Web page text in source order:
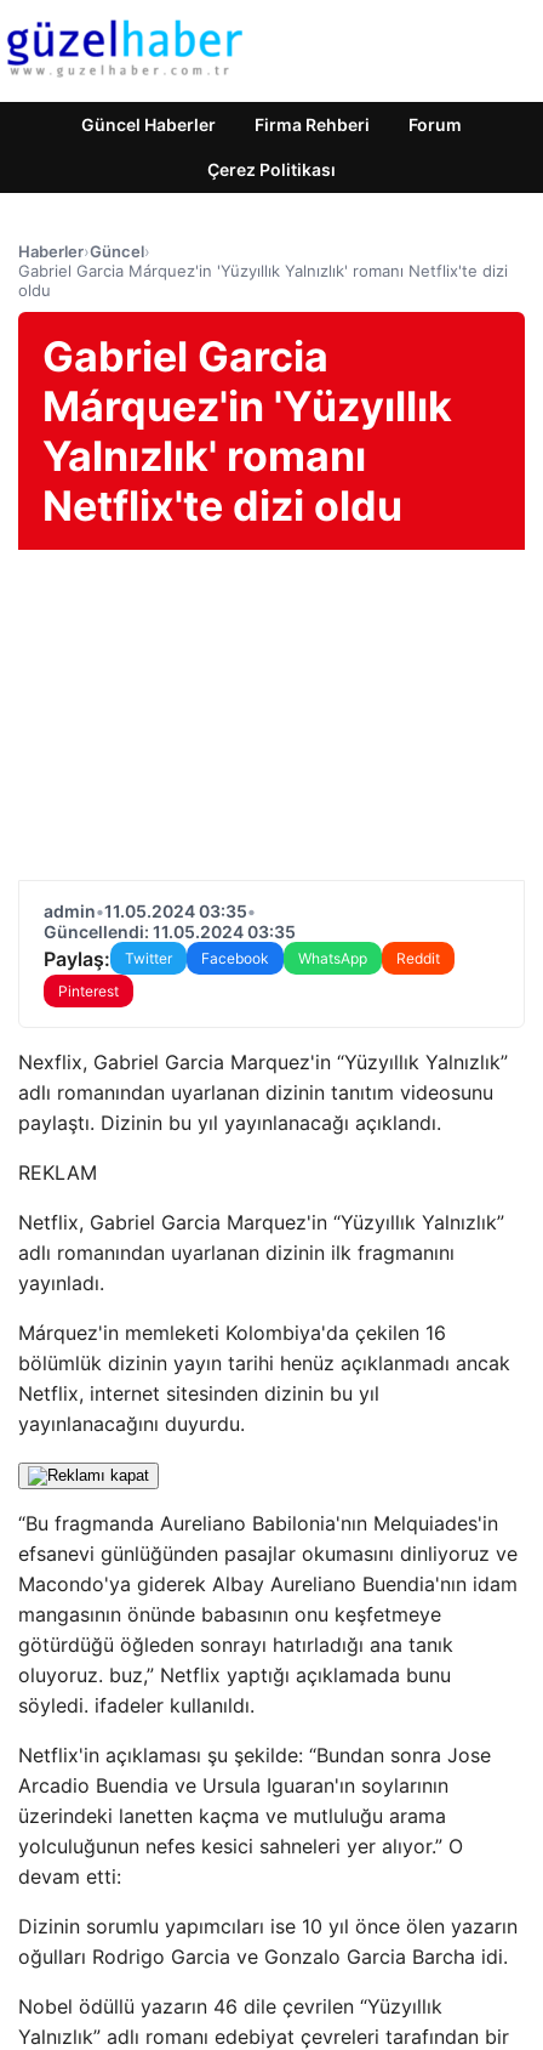
Güncel Haberler Firma Rehberi Forum
Çerez Politikası
Haberler›Güncel›
Gabriel Garcia Márquez'in 'Yüzyıllık Yalnızlık' romanı Netflix'te dizi
oldu
Gabriel Garcia
Márquez'in 'Yüzyıllık
Yalnızlık' romanı
Netflix'te dizi oldu
admin•11.05.2024 03:35•
Güncellendi: 11.05.2024 03:35
Paylaş: Twitter Facebook WhatsApp
Reddit
Pinterest
Nexflix, Gabriel Garcia Marquez'in “Yüzyıllık Yalnızlık”
adlı romanından uyarlanan dizinin tanıtım videosunu
paylaştı. Dizinin bu yıl yayınlanacağı açıklandı.
REKLAM
Netflix, Gabriel Garcia Marquez'in “Yüzyıllık Yalnızlık”
adlı romanından uyarlanan dizinin ilk fragmanını
yayınladı.
Márquez'in memleketi Kolombiya'da çekilen 16
bölümlük dizinin yayın tarihi henüz açıklanmadı ancak
Netflix, internet sitesinden dizinin bu yıl
yayınlanacağını duyurdu.
“Bu fragmanda Aureliano Babilonia'nın Melquiades'in
efsanevi günlüğünden pasajlar okumasını dinliyoruz ve
Macondo'ya giderek Albay Aureliano Buendia'nın idam
mangasının önünde babasının onu keşfetmeye
götürdüğü öğleden sonrayı hatırladığı ana tanık
oluyoruz. buz,” Netflix yaptığı açıklamada bunu
söyledi. ifadeler kullanıldı.
Netflix'in açıklaması şu şekilde: “Bundan sonra Jose
Arcadio Buendia ve Ursula Iguaran'ın soylarının
üzerindeki lanetten kaçma ve mutluluğu arama
yolculuğunun nefes kesici sahneleri yer alıyor.” O
devam etti:
Dizinin sorumlu yapımcıları ise 10 yıl önce ölen yazarın
oğulları Rodrigo Garcia ve Gonzalo Garcia Barcha idi.
Nobel ödüllü yazarın 46 dile çevrilen “Yüzyıllık
Yalnızlık” adlı romanı edebiyat çevreleri tarafından bir